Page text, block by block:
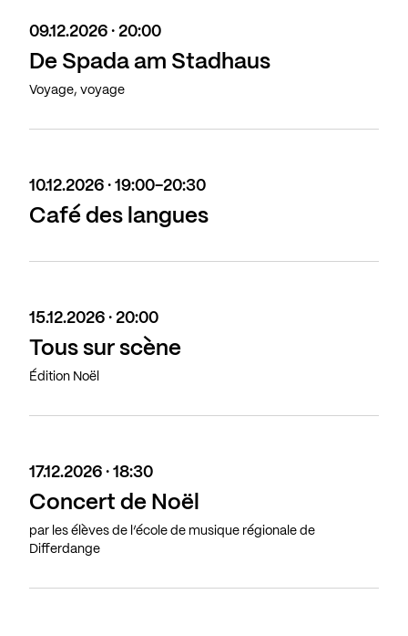
09.12.2026 · 20:00
De Spada am Stadhaus
Voyage, voyage
10.12.2026 · 19:00-20:30
Café des langues
15.12.2026 · 20:00
Tous sur scène
Édition Noël
17.12.2026 · 18:30
Concert de Noël
par les élèves de l’école de musique régionale de
Differdange